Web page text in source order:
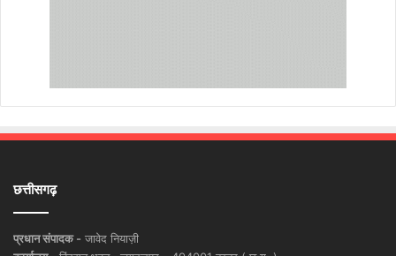
छत्तीसगढ़
प्रधान संपादक - जावेद नियाज़ी